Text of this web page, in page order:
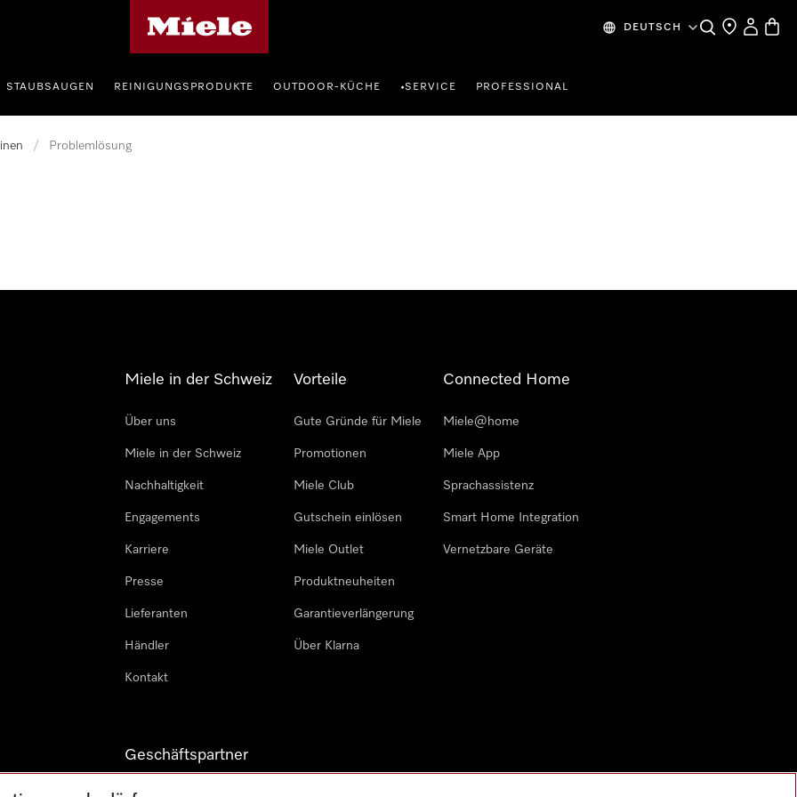
DEUTSCH SucheHändlersuche
Mein
STAUBSAUGEN REINIGUNGSPRODUKTE OUTDOOR-KÜCHE •SERVICE PROFESSIONAL
/ Problemlösung
Miele in der Schweiz
Über uns
Miele in der Schweiz
Nachhaltigkeit
Engagements
Karriere
Presse
Lieferanten
Händler
Kontakt
Vorteile
Gute Gründe für Miele
Promotionen
Miele Club
Gutschein einlösen
Miele Outlet
Produktneuheiten
Garantieverlängerung
Über Klarna
Connected Home
Miele@home
Miele App
Sprachassistenz
Smart Home Integration
Vernetzbare Geräte
Geschäftspartner